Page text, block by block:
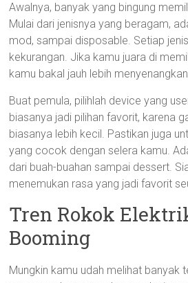
Awalnya, banyak yang bingung
Mulai dari jenisnya yang beragam,
mod, sampai disposable. Setiap
kekurangan. Jika kamu juara di
kamu bakal jauh lebih
Buat pemula, pilihlah device yang
biasanya jadi pilihan favorit, karena
biasanya lebih kecil. Pastikan juga
yang cocok dengan selera kamu.
dari buah-buahan sampai dessert.
menemukan rasa yang jadi favorit
Tren Rokok
Booming
Mungkin kamu udah melihat banyak